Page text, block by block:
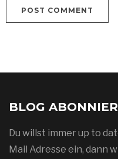
BLOG
Du willst immer up to
Mail Adresse ein, dann